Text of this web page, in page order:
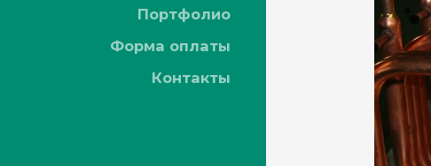
Портфолио
Форма оплаты
Контакты